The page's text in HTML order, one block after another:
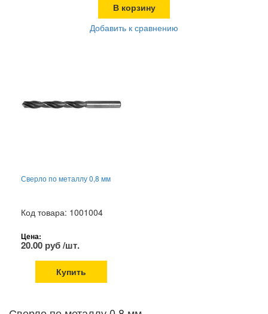
В корзину
Добавить к сравнению
Сверло по металлу 0,8 мм
Код товара: 1001004
Цена:
20.00 руб /шт.
Купить